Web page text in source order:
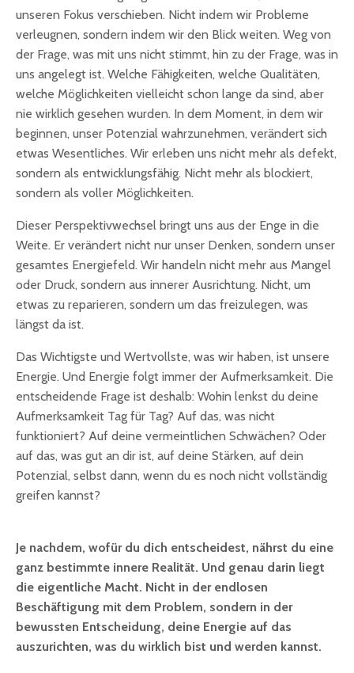
unseren Fokus verschieben. Nicht indem wir Probleme
verleugnen, sondern indem wir den Blick weiten. Weg von
der Frage, was mit uns nicht stimmt, hin zu der Frage, was in
uns angelegt ist. Welche Fähigkeiten, welche Qualitäten,
welche Möglichkeiten vielleicht schon lange da sind, aber
nie wirklich gesehen wurden. In dem Moment, in dem wir
beginnen, unser Potenzial wahrzunehmen, verändert sich
etwas Wesentliches. Wir erleben uns nicht mehr als defekt,
sondern als entwicklungsfähig. Nicht mehr als blockiert,
sondern als voller Möglichkeiten.
Dieser Perspektivwechsel bringt uns aus der Enge in die
Weite. Er verändert nicht nur unser Denken, sondern unser
gesamtes Energiefeld. Wir handeln nicht mehr aus Mangel
oder Druck, sondern aus innerer Ausrichtung. Nicht, um
etwas zu reparieren, sondern um das freizulegen, was
längst da ist.
Das Wichtigste und Wertvollste, was wir haben, ist unsere
Energie. Und Energie folgt immer der Aufmerksamkeit. Die
entscheidende Frage ist deshalb: Wohin lenkst du deine
Aufmerksamkeit Tag für Tag? Auf das, was nicht
funktioniert? Auf deine vermeintlichen Schwächen? Oder
auf das, was gut an dir ist, auf deine Stärken, auf dein
Potenzial, selbst dann, wenn du es noch nicht vollständig
greifen kannst?
Je nachdem, wofür du dich entscheidest, nährst du eine
ganz bestimmte innere Realität. Und genau darin liegt
die eigentliche Macht. Nicht in der endlosen
Beschäftigung mit dem Problem, sondern in der
bewussten Entscheidung, deine Energie auf das
auszurichten, was du wirklich bist und werden kannst.